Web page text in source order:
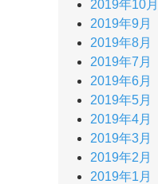
2019年10月
2019年9月
2019年8月
2019年7月
2019年6月
2019年5月
2019年4月
2019年3月
2019年2月
2019年1月